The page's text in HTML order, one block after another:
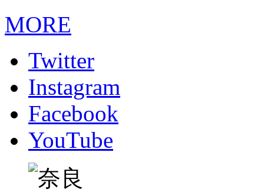
MORE
Twitter
Instagram
Facebook
YouTube